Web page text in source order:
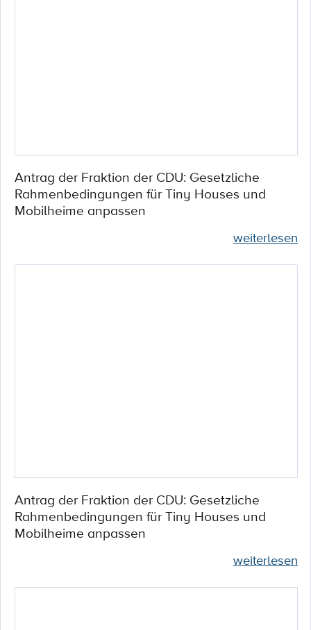
Antrag der Fraktion der CDU: Gesetzliche
Rahmenbedingungen für Tiny Houses und
Mobilheime anpassen
weiterlesen
Antrag der Fraktion der CDU: Gesetzliche
Rahmenbedingungen für Tiny Houses und
Mobilheime anpassen
weiterlesen